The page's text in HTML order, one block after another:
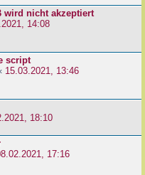
wird nicht akzeptiert
14:08
script
15.03.2021, 13:46
18:10
17:16